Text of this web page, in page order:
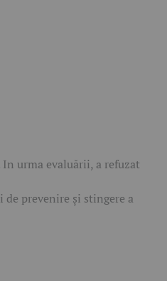
In urma evaluării, a refuzat
prevenire și stingere a